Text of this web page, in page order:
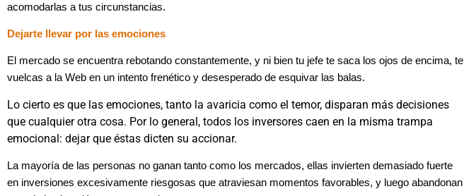
acomodarlas a tus circunstancias.
Dejarte llevar por las emociones
El mercado se encuentra rebotando constantemente, y ni bien tu jefe te saca los ojos de encima, te
vuelcas a la Web en un intento frenético y desesperado de esquivar las balas.
Lo cierto es que las emociones, tanto la avaricia como el temor, disparan más decisiones
que cualquier otra cosa. Por lo general, todos los inversores caen en la misma trampa
emocional: dejar que éstas dicten su accionar.
La mayoría de las personas no ganan tanto como los mercados, ellas invierten demasiado fuerte
en inversiones excesivamente riesgosas que atraviesan momentos favorables, y luego abandonan